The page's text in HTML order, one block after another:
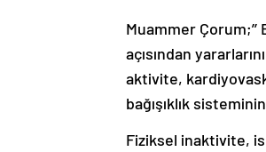
Muammer
açısından
aktivite,
bağışıklık
Fiziksel inaktivite,